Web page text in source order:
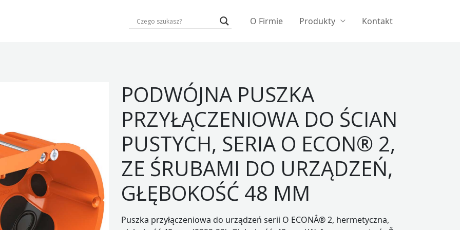
O Firmie Produkty Kontakt
PODWÓJNA PUSZKA
PRZYŁĄCZENIOWA DO ŚCIAN
PUSTYCH, SERIA O ECON® 2,
ZE ŚRUBAMI DO URZĄDZEŃ,
GŁĘBOKOŚĆ 48 MM
Puszka przyłączeniowa do urządzeń serii O ECONÂ® 2, hermetyczna,